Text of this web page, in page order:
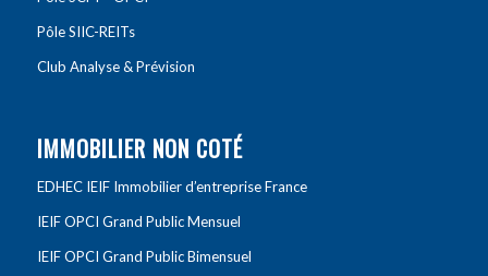
Pôle SIIC-REITs
Club Analyse & Prévision
IMMOBILIER NON COTÉ
EDHEC IEIF Immobilier d’entreprise France
IEIF OPCI Grand Public Mensuel
IEIF OPCI Grand Public Bimensuel